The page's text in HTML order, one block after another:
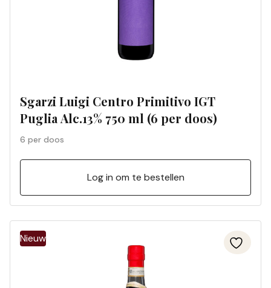
Sgarzi Luigi Centro Primitivo IGT
Puglia Alc.13% 750 ml (6 per doos)
6 per doos
Log in om te bestellen